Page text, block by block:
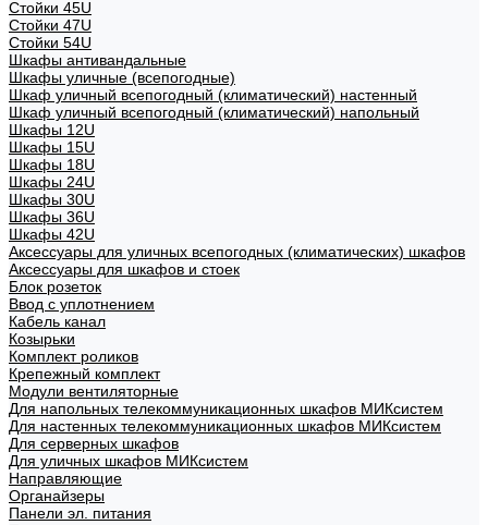
Стойки 45U
Стойки 47U
Стойки 54U
Шкафы антивандальные
Шкафы уличные (всепогодные)
Шкаф уличный всепогодный (климатический) настенный
Шкаф уличный всепогодный (климатический) напольный
Шкафы 12U
Шкафы 15U
Шкафы 18U
Шкафы 24U
Шкафы 30U
Шкафы 36U
Шкафы 42U
Аксессуары для уличных всепогодных (климатических) шкафов
Аксессуары для шкафов и стоек
Блок розеток
Ввод с уплотнением
Кабель канал
Козырьки
Комплект роликов
Крепежный комплект
Модули вентиляторные
Для напольных телекоммуникационных шкафов МИКсистем
Для настенных телекоммуникационных шкафов МИКсистем
Для серверных шкафов
Для уличных шкафов МИКсистем
Направляющие
Органайзеры
Панели эл. питания